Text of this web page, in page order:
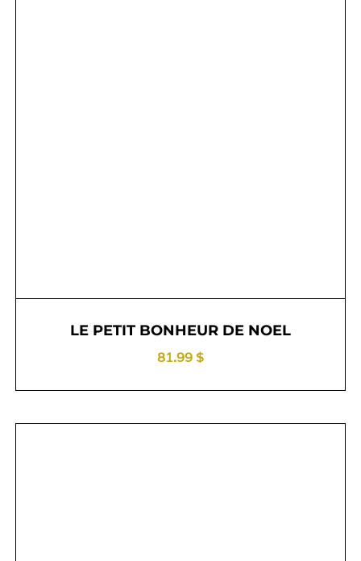
LE PETIT BONHEUR DE NOEL
81.99 $